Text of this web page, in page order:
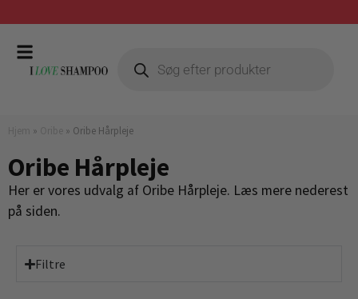
Gratis fragt ved køb over 399,-
» » Oribe Hårpleje
Oribe Hårpleje
Her er vores udvalg af Oribe Hårpleje. Læs mere nederest
på siden.
Filtre